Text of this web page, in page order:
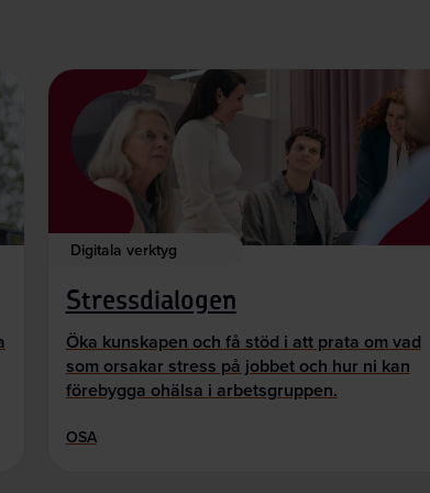
Digitala verktyg
Stressdialogen
Öka kunskapen och få stöd i att prata om vad
som orsakar stress på jobbet och hur ni kan
förebygga ohälsa i arbetsgruppen.
OSA